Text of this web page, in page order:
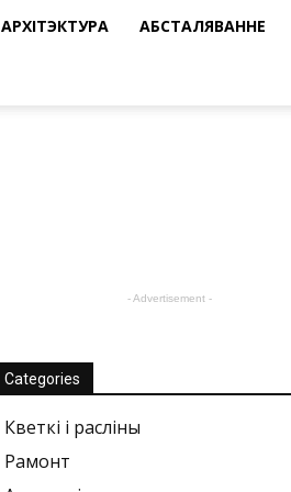
АРХІТЭКТУРА АБСТАЛЯВАННЕ
- Advertisement -
Categories
Кветкі і расліны
Рамонт